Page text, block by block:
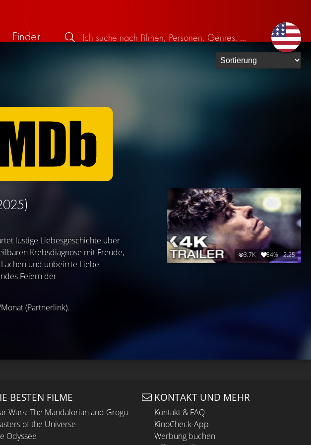
Finder
(Partnerlink).
lustige Liebesgeschichte über
Krebsdiagnose mit Freude,
und unbeirrte Liebe
Feiern der
3.7K 84% 2:25
BESTEN FILME
Wars: The Mandalorian and Grogu
of the Universe
Odyssee
KONTAKT UND MEHR
Kontakt & FAQ
KinoCheck-App
Werbung buchen